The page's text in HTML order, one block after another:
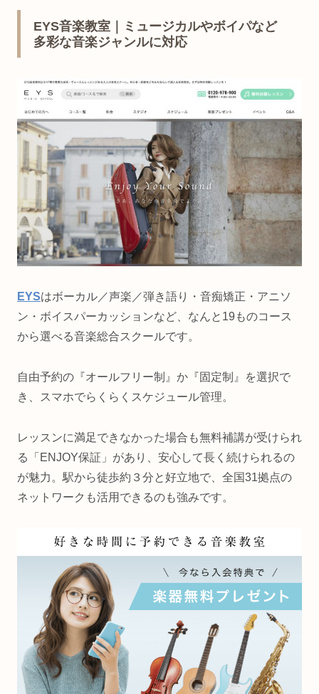
EYS音楽教室｜ミュージカルやボイパなど
多彩な音楽ジャンルに対応
EYSはボーカル／声楽／弾き語り・音痴矯正・アニソ
ン・ボイスパーカッションなど、なんと19ものコース
から選べる音楽総合スクールです。
自由予約の『オールフリー制』か『固定制』を選択で
き、スマホでらくらくスケジュール管理。
レッスンに満足できなかった場合も無料補講が受けられ
る「ENJOY保証」があり、安心して長く続けられるの
が魅力。駅から徒歩約３分と好立地で、全国31拠点の
ネットワークも活用できるのも強みです。